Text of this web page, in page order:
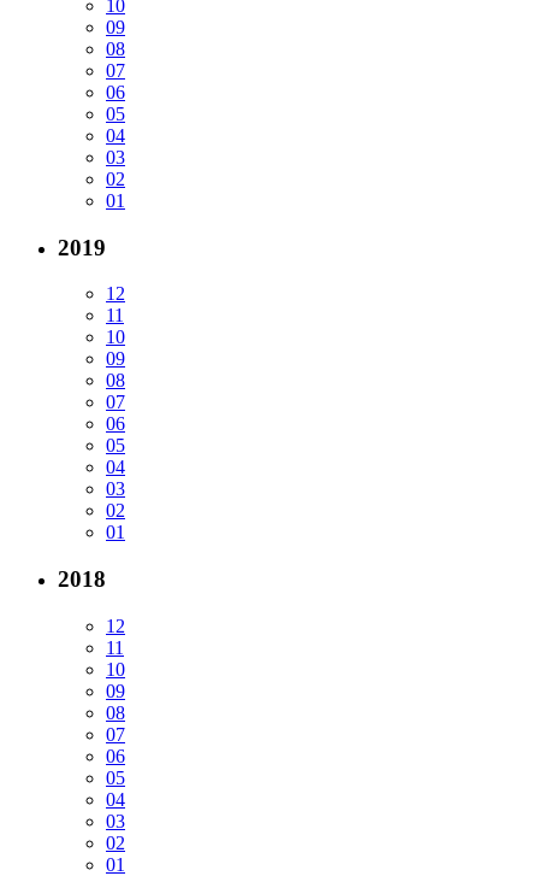
10
09
08
07
06
05
04
03
02
01
2019
12
11
10
09
08
07
06
05
04
03
02
01
2018
12
11
10
09
08
07
06
05
04
03
02
01